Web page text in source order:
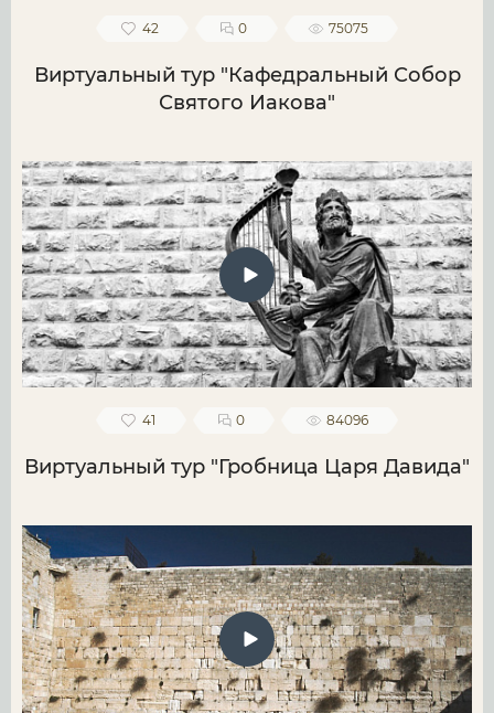
42 0 75075
Виртуальный тур "Кафедральный Собор
Святого Иакова"
41 0 84096
Виртуальный тур "Гробница Царя Давида"